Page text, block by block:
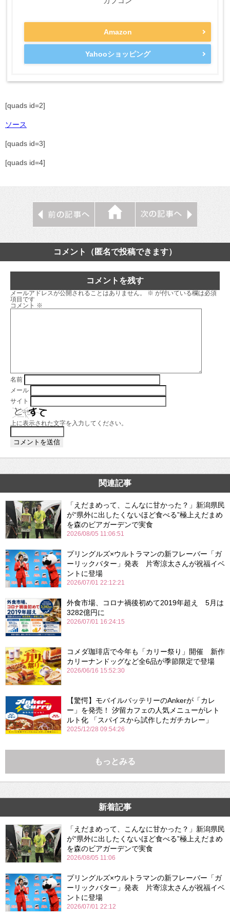
Amazon
Yahooショッピング
[quads id=2]
ソース
[quads id=3]
[quads id=4]
コメント（匿名で投稿できます）
コメントを残す
メールアドレスが公開されることはありません。 ※ が付いている欄は必須
項目です
コメント ※
名前
メール
サイト
上に表示された文字を入力してください。
関連記事
「えだまめって、こんなに甘かった？」新潟県民
が“県外に出したくないほど食べる”極上えだまめ
を森のビアガーデンで実食
2026/08/05 11:06:51
プリングルズ×ウルトラマンの新フレーバー「ガ
ーリックバター」発表 片寄涼太さんが祝福イベ
ントに登場
2026/07/01 22:12:21
外食市場、コロナ禍後初めて2019年超え 5月は
3282億円に
2026/07/01 16:24:15
コメダ珈琲店で今年も「カリー祭り」開催 新作
カリーナンドッグなど全6品が季節限定で登場
2026/06/16 15:52:30
【驚愕】モバイルバッテリーのAnkerが「カレ
ー」を発売！ 汐留カフェの人気メニューがレト
ルト化 「スパイスから試作したガチカレー」
2025/12/28 09:54:26
もっとみる
新着記事
「えだまめって、こんなに甘かった？」新潟県民
が“県外に出したくないほど食べる”極上えだまめ
を森のビアガーデンで実食
2026/08/05 11:06
プリングルズ×ウルトラマンの新フレーバー「ガ
ーリックバター」発表 片寄涼太さんが祝福イベ
ントに登場
2026/07/01 22:12